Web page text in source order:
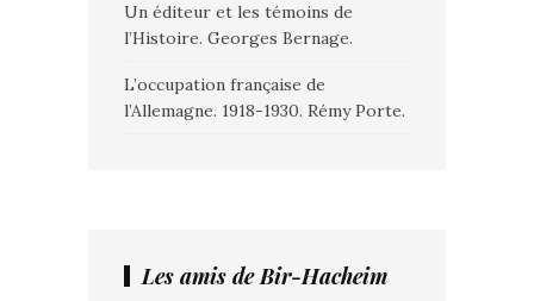
Un éditeur et les témoins de
l’Histoire. Georges Bernage.
L’occupation française de
l’Allemagne. 1918-1930. Rémy Porte.
Les amis de Bir-Hacheim